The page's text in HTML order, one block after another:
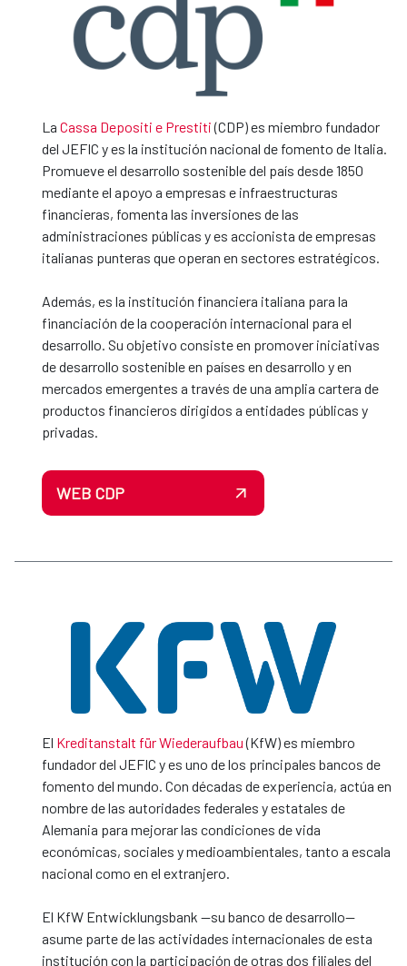
La Cassa Depositi e Prestiti(CDP) es miembro fundador
del JEFIC y es la institución nacional de fomento de Italia.
Promueve el desarrollo sostenible del país desde 1850
mediante el apoyo a empresas e infraestructuras
financieras, fomenta las inversiones de las
administraciones públicas y es accionista de empresas
italianas punteras que operan en sectores estratégicos.
Además, es la institución financiera italiana para la
financiación de la cooperación internacional para el
desarrollo. Su objetivo consiste en promover iniciativas
de desarrollo sostenible en países en desarrollo y en
mercados emergentes a través de una amplia cartera de
productos financieros dirigidos a entidades públicas y
privadas.
WEB CDP
El Kreditanstalt für Wiederaufbau(KfW) es miembro
fundador del JEFIC y es uno de los principales bancos de
fomento del mundo. Con décadas de experiencia, actúa en
nombre de las autoridades federales y estatales de
Alemania para mejorar las condiciones de vida
económicas, sociales y medioambientales, tanto a escala
nacional como en el extranjero.
El KfW Entwicklungsbank —su banco de desarrollo—
asume parte de las actividades internacionales de esta
institución con la participación de otras dos filiales del